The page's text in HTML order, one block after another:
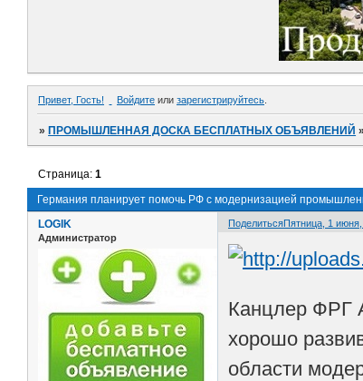
Привет, Гость! Войдите или зарегистрируйтесь
»ПРОМЫШЛЕННАЯ ДОСКА БЕСПЛАТНЫХ ОБЪЯВЛЕНИЙ
Германия планирует помочь РФ с модернизацией
Страница:1
ПоделитьсяПятница, 1 июня,
LOGIK
Администратор
Канцлер ФРГ
хорошо
области